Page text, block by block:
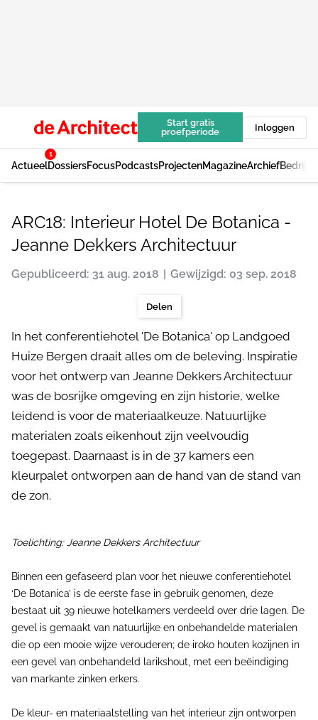
Start gratis
proefperiode
Inloggen
Actueel
1
DossiersFocusPodcastsProjectenMagazineArchief
ARC18: Interieur Hotel De Botanica -
Jeanne Dekkers Architectuur
Gepubliceerd: 31 aug. 2018 Gewijzigd: 03 sep. 2018
Delen
In het conferentiehotel 'De Botanica' op Landgoed
Huize Bergen draait alles om de beleving. Inspiratie
voor het ontwerp van Jeanne Dekkers Architectuur
was de bosrijke omgeving en zijn historie, welke
leidend is voor de materiaalkeuze. Natuurlijke
materialen zoals eikenhout zijn veelvoudig
toegepast. Daarnaast is in de 37 kamers een
kleurpalet ontworpen aan de hand van de stand van
de zon.
Toelichting: Jeanne Dekkers Architectuur
Binnen een gefaseerd plan voor het nieuwe conferentiehotel
‘De Botanica’ is de eerste fase in gebruik genomen, deze
bestaat uit 39 nieuwe hotelkamers verdeeld over drie lagen. De
gevel is gemaakt van natuurlijke en onbehandelde materialen
die op een mooie wijze verouderen; de iroko houten kozijnen in
een gevel van onbehandeld larikshout, met een beëindiging
van markante zinken erkers.
De kleur- en materiaalstelling van het interieur zijn ontworpen